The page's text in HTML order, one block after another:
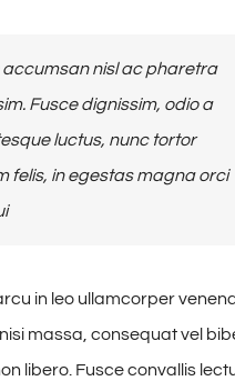
accumsan nisl ac pharetra
Fusce dignissim, odio a
luctus, nunc tortor
felis, in egestas magna orci
in leo ullamcorper
massa, consequat vel
libero. Fusce convallis